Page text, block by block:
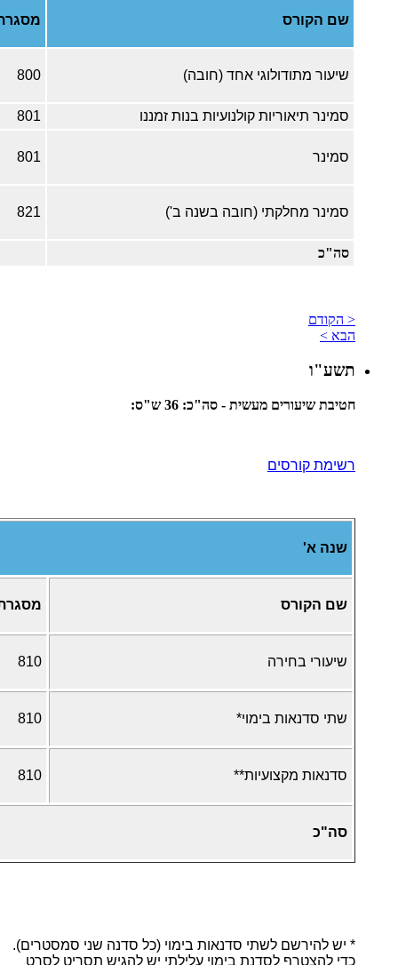
שם הקורס
שיעור מתודולוגי אחד (חובה) 800
סמינר תיאוריות קולנועיות בנות זמננו 801
סמינר 801
סמינר מחלקתי (חובה בשנה ב') 821
סה"כ
< הקודם
הבא >
תשע"ו
חטיבת שיעורים מעשית - סה"כ: 36 ש"ס:
רשימת קורסים
שנה א'
שם הקורס
שיעורי בחירה 810
שתי סדנאות בימוי* 810
סדנאות מקצועיות** 810
סה"כ
* יש להירשם לשתי סדנאות בימוי (כל סדנה שני סמסטרים).
כדי להצטרף לסדנת בימוי עלילתי יש להגיש תסריט לסרט